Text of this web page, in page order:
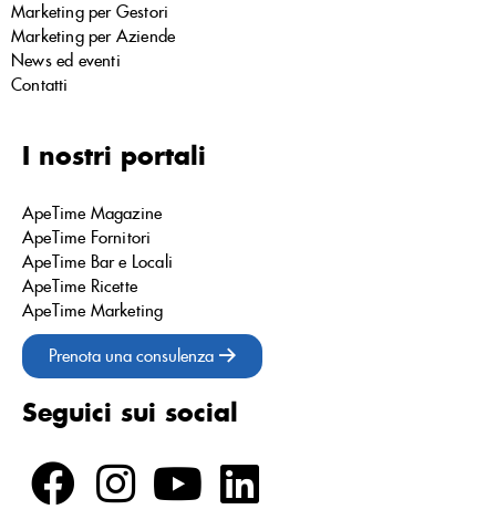
Marketing per Gestori
Marketing per Aziende
News ed eventi
Contatti
I nostri portali
ApeTime Magazine
ApeTime Fornitori
ApeTime Bar e Locali
ApeTime Ricette
ApeTime Marketing
Prenota una consulenza
Seguici sui social